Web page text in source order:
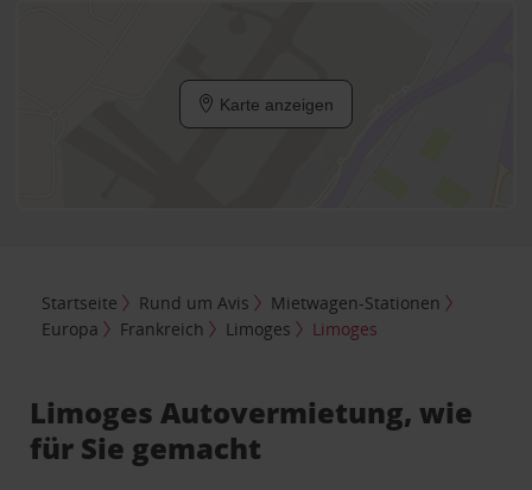
Karte anzeigen
Startseite Rund um Avis
Mietwagen-Stationen
Europa
Frankreich Limoges Limoges
Limoges Autovermietung, wie
für Sie gemacht